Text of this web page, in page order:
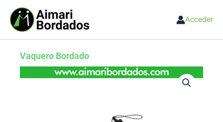
contenido
Acceder
Vaquero Bordado